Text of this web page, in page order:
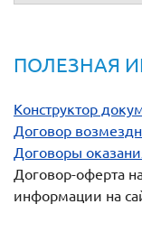
ПОЛЕЗНАЯ
Конструктор
Договор
Договоры
Договор-оферта
информации на